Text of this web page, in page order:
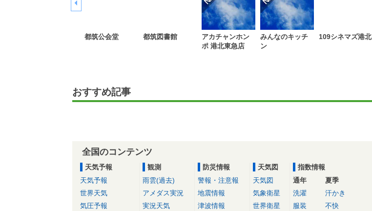
都筑公会堂 都筑図書館
アカチャンホン
ポ 港北東急店
みんなのキッチ
ン
109シネマズ港北
おすすめ記事
全国のコンテンツ
天気予報
天気予報
世界天気
気圧予報
観測
雨雲(過去)
アメダス実況
実況天気
防災情報
警報・注意報
地震情報
津波情報
天気図
天気図
気象衛星
世界衛星
指数情報
通年
洗濯
服装
夏季
汗かき
不快